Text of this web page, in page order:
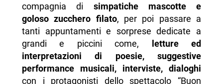
compagnia di simpatiche mascotte e
goloso zucchero filato, per poi passare a
tanti appuntamenti e sorprese dedicate a
grandi e piccini come, letture ed
interpretazioni di poesie, suggestive
performance musicali, interviste, dialoghi
con i protagonisti dello spettacolo “Buon